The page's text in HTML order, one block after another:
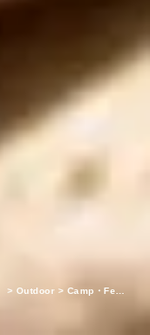
> Outdoor > Camp・Fes